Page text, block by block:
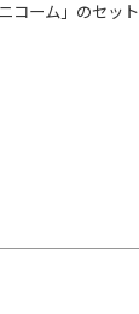
コーム」のセット